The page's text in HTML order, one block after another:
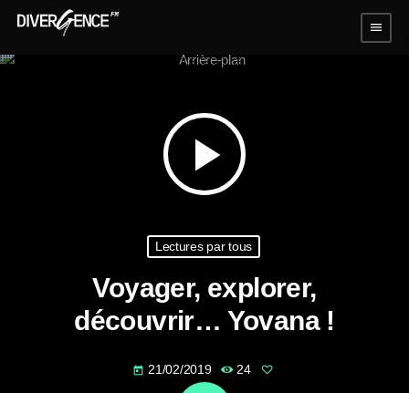
menu
play_arrow
Lectures par tous
Voyager, explorer,
découvrir… Yovana !
today 21/02/2019 24